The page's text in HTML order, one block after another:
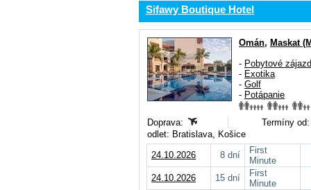
Sifawy Boutique Hotel
Omán, Maskat
- Pobytové
- Exotika
- Golf
- Potápanie
Doprava:
Termíny
odlet: Bratislava, Košice
24.10.2026
8 dní
First
Minute
24.10.2026
15 dní
First
Minute